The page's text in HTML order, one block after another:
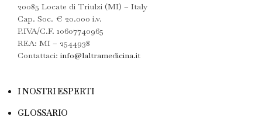
20085 Locate di Triulzi (MI) – Italy
Cap. Soc. € 20.000 i.v.
P.IVA/C.F. 10607740965
REA: MI – 2544938
Contattaci: info@laltramedicina.it
I NOSTRI ESPERTI
GLOSSARIO